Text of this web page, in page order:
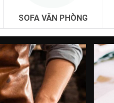
SOFA VĂN PHÒNG